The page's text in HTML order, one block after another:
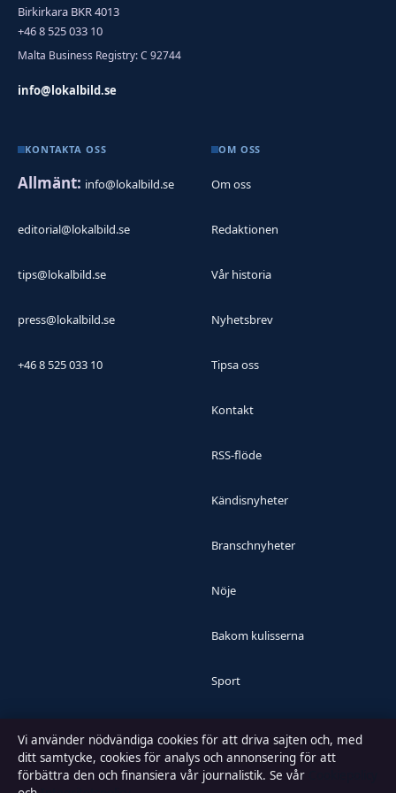
Birkirkara BKR 4013
+46 8 525 033 10
Malta Business Registry: C 92744
info@lokalbild.se
KONTAKTA OSS
Allmänt: info@lokalbild.se
editorial@lokalbild.se
tips@lokalbild.se
press@lokalbild.se
+46 8 525 033 10
OM OSS
Om oss
Redaktionen
Vår historia
Nyhetsbrev
Tipsa oss
Kontakt
RSS-flöde
Kändisnyheter
Branschnyheter
Nöje
Bakom kulisserna
Sport
FÖRTROENDE & STANDARDER
Källor & standarder
Vi använder nödvändiga cookies för att driva sajten och, med
ditt samtycke, cookies för analys och annonsering för att
förbättra den och finansiera vår journalistik. Se vår